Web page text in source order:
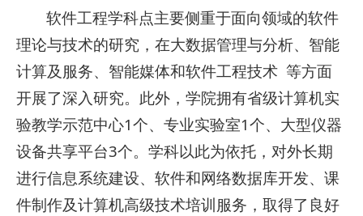
软件工程学科点主要侧重于面向领域的软件
理论与技术的研究，在大数据管理与分析、智能
计算及服务、智能媒体和软件工程技术 等方面
开展了深入研究。此外，学院拥有省级计算机实
验教学示范中心1个、专业实验室1个、大型仪器
设备共享平台3个。学科以此为依托，对外长期
进行信息系统建设、软件和网络数据库开发、课
件制作及计算机高级技术培训服务，取得了良好